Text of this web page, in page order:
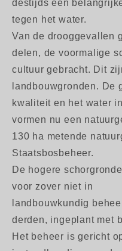
destijds een
tegen het water.
Van de drooggevallen
delen, de voormalige
cultuur gebracht. Dit
landbouwgronden. De
kwaliteit en het water
vormen nu een
130 ha metende
Staatsbosbeheer.
De hogere
voor zover niet in
landbouwkundig
derden, ingeplant met
Het beheer is gericht